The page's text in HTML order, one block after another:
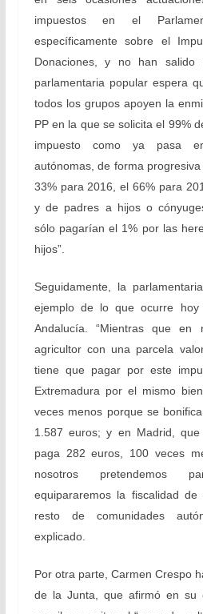
impuestos en el
específicamente sobre el
Donaciones, y no han salido
parlamentaria popular espera
todos los grupos apoyen la
PP en la que se solicita el 99%
impuesto como ya pasa
autónomas, de forma
33% para 2016, el 66% para
y de padres a hijos o
sólo pagarían el 1% por las
hijos”.
Seguidamente, la
ejemplo de lo que ocurre
Andalucía. “Mientras que en
agricultor con una parcela
tiene que pagar por este
Extremadura por el mismo
veces menos porque se
1.587 euros; y en Madrid,
paga 282 euros, 100 veces
nosotros pretendemos
equipararemos la fiscalidad
resto de comunidades
explicado.
Por otra parte, Carmen Crespo
de la Junta, que afirmó en su